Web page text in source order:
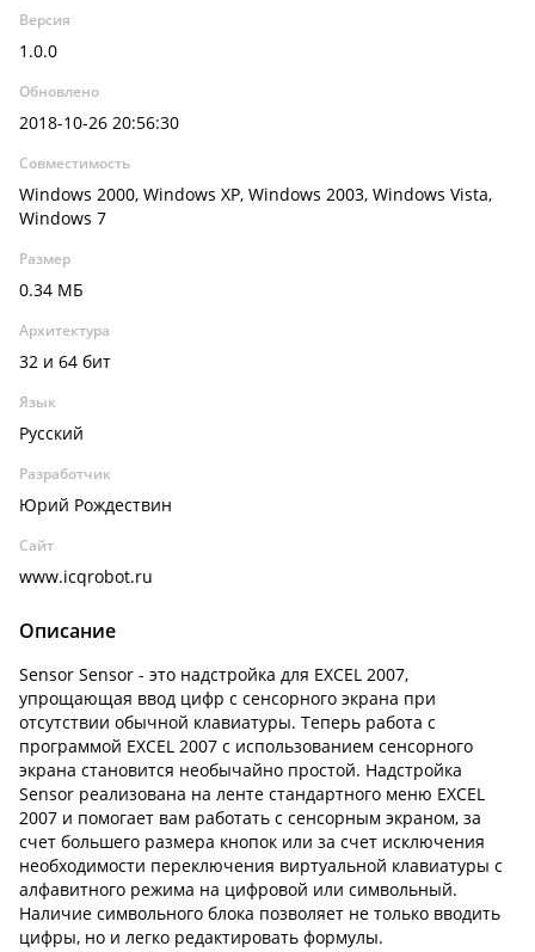
Версия
1.0.0
Обновлено
2018-10-26 20:56:30
Совместимость
Windows 2000, Windows XP, Windows 2003, Windows Vista,
Windows 7
Размер
0.34 МБ
Архитектура
32 и 64 бит
Язык
Русский
Разработчик
Юрий Рождествин
Сайт
www.icqrobot.ru
Описание
Sensor Sensor - это надстройка для EXCEL 2007,
упрощающая ввод цифр с сенсорного экрана при
отсутствии обычной клавиатуры. Теперь работа с
программой EXCEL 2007 с использованием сенсорного
экрана становится необычайно простой. Надстройка
Sensor реализована на ленте стандартного меню EXCEL
2007 и помогает вам работать с сенсорным экраном, за
счет большего размера кнопок или за счет исключения
необходимости переключения виртуальной клавиатуры с
алфавитного режима на цифровой или символьный.
Наличие символьного блока позволяет не только вводить
цифры, но и легко редактировать формулы.